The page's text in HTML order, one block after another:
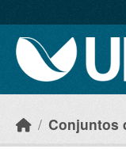
Conjuntos